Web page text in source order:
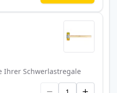
Ihrer Schwerlastregale